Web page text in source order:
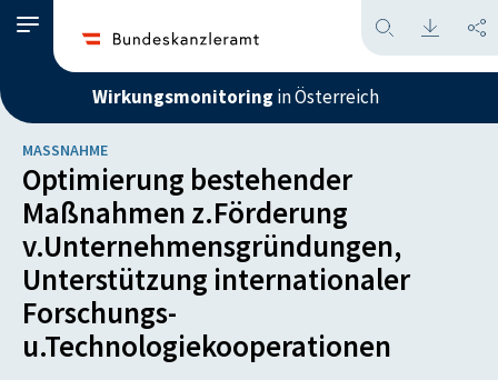
Wirkungsmonitoring in Österreich
MASSNAHME
Optimierung bestehender
Maßnahmen z.Förderung
v.Unternehmensgründungen,
Unterstützung internationaler
Forschungs-
u.Technologiekooperationen